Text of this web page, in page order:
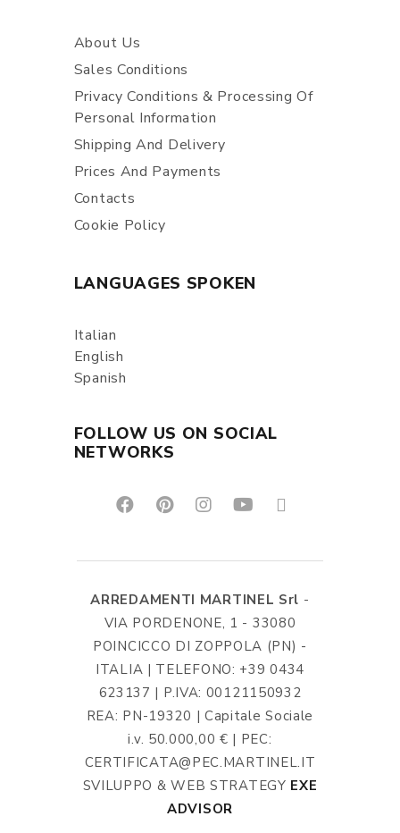
About Us
Sales Conditions
Privacy Conditions & Processing Of
Personal Information
Shipping And Delivery
Prices And Payments
Contacts
Cookie Policy
LANGUAGES SPOKEN
Italian
English
Spanish
FOLLOW US ON SOCIAL
NETWORKS
ARREDAMENTI MARTINEL Srl -
VIA PORDENONE, 1 - 33080
POINCICCO DI ZOPPOLA (PN) -
ITALIA | TELEFONO: +39 0434
623137 | P.IVA: 00121150932
REA: PN-19320 | Capitale Sociale
i.v. 50.000,00 € | PEC:
CERTIFICATA@PEC.MARTINEL.IT
SVILUPPO & WEB STRATEGY EXE
ADVISOR